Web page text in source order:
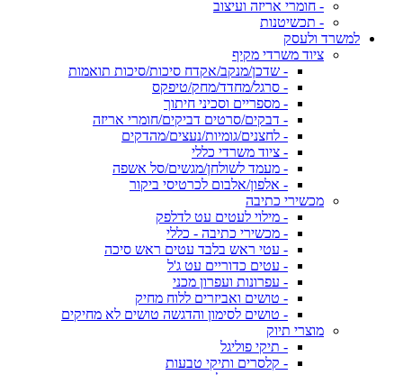
- חומרי אריזה ועיצוב
- תכשיטנות
למשרד ולעסק
ציוד משרדי מקיף
- שדכן/מנקב/אקדח סיכות/סיכות תואמות
- סרגל/מחדד/מחק/טיפקס
- מספריים וסכיני חיתוך
- דבקים/סרטים דביקים/חומרי אריזה
- לחצנים/גומיות/נעצים/מהדקים
- ציוד משרדי כללי
- מעמד לשולחן/מגשים/סל אשפה
- אלפון/אלבום לכרטיסי ביקור
מכשירי כתיבה
- מילוי לעטים עט לדלפק
- מכשירי כתיבה - כללי
- עטי ראש בלבד עטים ראש סיכה
- עטים כדוריים עט ג'ל
- עפרונות ועפרון מכני
- טושים ואביזרים ללוח מחיק
- טושים לסימון והדגשה טושים לא מחיקים
מוצרי תיוק
- תיקי פוליגל
- קלסרים ותיקי טבעות